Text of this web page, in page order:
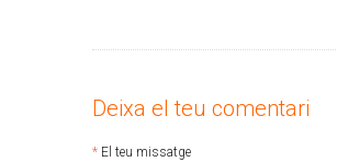
Deixa el teu comentari
El teu missatge